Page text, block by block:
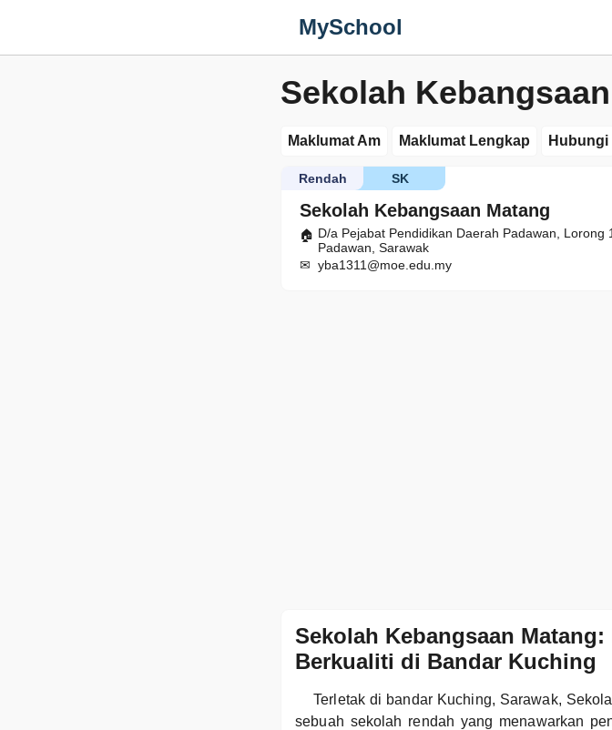
MySchool
Sekolah
Maklumat Am Maklumat Lengkap Hubungi
Sekolah Kebangsaan Matang
SK
Rendah
D/a Pejabat Pendidikan Daerah Padawan,
Padawan, Sarawak
yba1311@moe.edu.my
Sekolah Kebangsaan
Berkualiti di Bandar Kuching
Terletak di bandar Kuching, Sarawak,
sebuah sekolah rendah yang menawarkan